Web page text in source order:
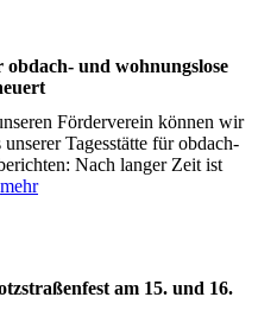
obdach- und wohnungslose
Förderverein können wir
Tagesstätte für obdach-
Nach langer Zeit ist
mehr
am 15. und 16.